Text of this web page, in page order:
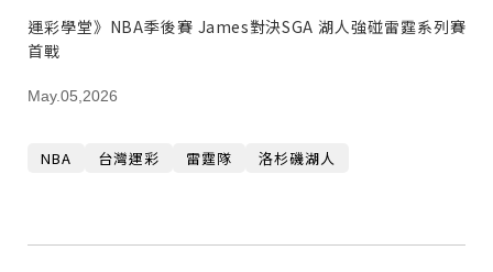
運彩學堂》NBA季後賽 James對決SGA 湖人強碰雷霆系列賽
首戰
May.05,2026
NBA 台灣運彩 雷霆隊 洛杉磯湖人